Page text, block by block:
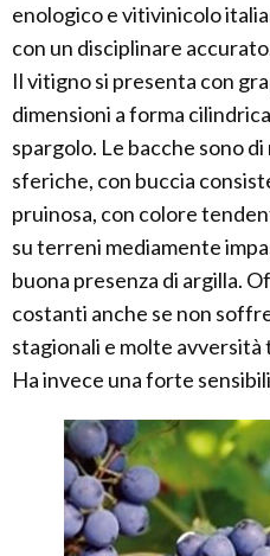
enologico e vitivinicolo
con un disciplinare
Il vitigno si presenta con
dimensioni a forma
spargolo. Le bacche sono
sferiche, con buccia
pruinosa, con colore
su terreni mediamente
buona presenza di argilla.
costanti anche se non
stagionali e molte avversità
Ha invece una forte